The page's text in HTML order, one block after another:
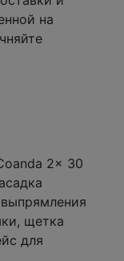
на
2x 30
щетка
для